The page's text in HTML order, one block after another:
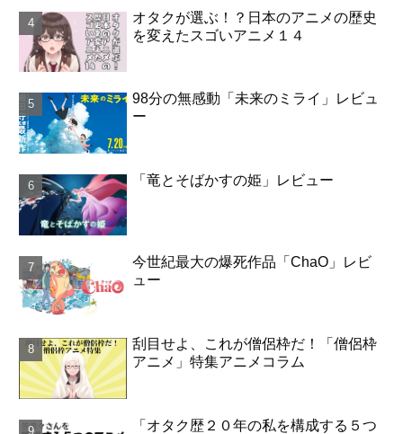
オタクが選ぶ！？日本のアニメの歴史
を変えたスゴいアニメ１４
98分の無感動「未来のミライ」レビュ
ー
「竜とそばかすの姫」レビュー
今世紀最大の爆死作品「ChaO」レビ
ュー
刮目せよ、これが僧侶枠だ！「僧侶枠
アニメ」特集アニメコラム
「オタク歴２０年の私を構成する５つ